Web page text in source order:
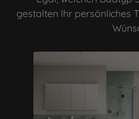
gestalten Ihr persönliches